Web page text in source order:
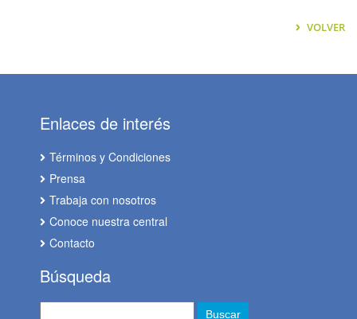
VOLVER
Enlaces de interés
Términos y Condiciones
Prensa
Trabaja con nosotros
Conoce nuestra central
Contacto
Búsqueda